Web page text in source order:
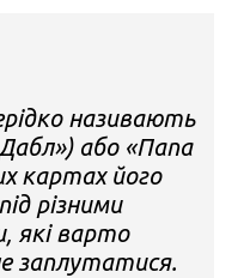
називають
або «Папа
картах його
різними
які варто
заплутатися.